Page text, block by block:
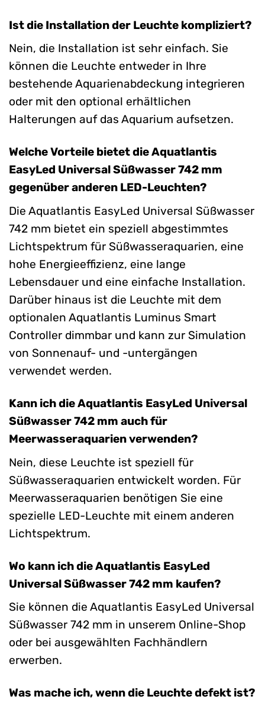
Ist die Installation der Leuchte kompliziert?
Nein, die Installation ist sehr einfach. Sie
können die Leuchte entweder in Ihre
bestehende Aquarienabdeckung integrieren
oder mit den optional erhältlichen
Halterungen auf das Aquarium aufsetzen.
Welche Vorteile bietet die Aquatlantis
EasyLed Universal Süßwasser 742 mm
gegenüber anderen LED-Leuchten?
Die Aquatlantis EasyLed Universal Süßwasser
742 mm bietet ein speziell abgestimmtes
Lichtspektrum für Süßwasseraquarien, eine
hohe Energieeffizienz, eine lange
Lebensdauer und eine einfache Installation.
Darüber hinaus ist die Leuchte mit dem
optionalen Aquatlantis Luminus Smart
Controller dimmbar und kann zur Simulation
von Sonnenauf- und -untergängen
verwendet werden.
Kann ich die Aquatlantis EasyLed Universal
Süßwasser 742 mm auch für
Meerwasseraquarien verwenden?
Nein, diese Leuchte ist speziell für
Süßwasseraquarien entwickelt worden. Für
Meerwasseraquarien benötigen Sie eine
spezielle LED-Leuchte mit einem anderen
Lichtspektrum.
Wo kann ich die Aquatlantis EasyLed
Universal Süßwasser 742 mm kaufen?
Sie können die Aquatlantis EasyLed Universal
Süßwasser 742 mm in unserem Online-Shop
oder bei ausgewählten Fachhändlern
erwerben.
Was mache ich, wenn die Leuchte defekt ist?